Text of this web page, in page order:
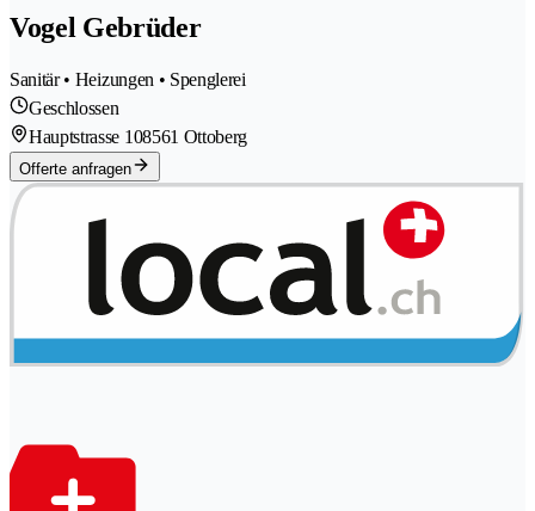
Vogel Gebrüder
Sanitär • Heizungen • Spenglerei
Geschlossen
Hauptstrasse 108561 Ottoberg
Offerte anfragen